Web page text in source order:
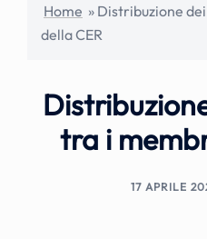
Home » Distribuzione
della CER
tra i
17 APRILE